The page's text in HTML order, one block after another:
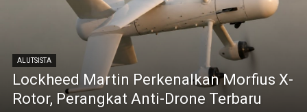
ALUTSISTA
Lockheed Martin Perkenalkan Morfius X-
Rotor, Perangkat Anti-Drone Terbaru